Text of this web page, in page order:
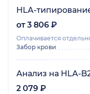
HLA-
от 3 806 ₽
Оплачивается
Забор крови
Анализ на HLA-
2 079 ₽